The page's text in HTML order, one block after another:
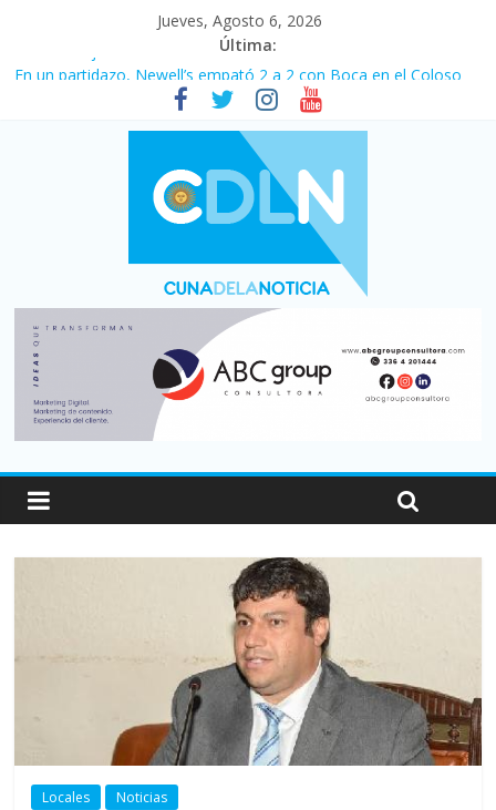
Jueves, Agosto 6, 2026
Última:
Pullaro mejora sus relaciones con el Gobierno nacional
En un partidazo, Newell’s empató 2 a 2 con Boca en el Coloso
Vacaciones de invierno con más movimiento y consumo
turístico: 4,6 millones de personas viajaron por el país, un 5,9%
Fuerte caída de la venta de autos usados en julio: bajó un 12,6%
Central venció 1 a 0 al River de Coudet en el Monumental
Locales Noticias